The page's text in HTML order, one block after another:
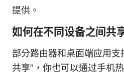
提供。
如何在不同设备之间共
部分路由器和桌面端应用支
共享”，你也可以通过手机